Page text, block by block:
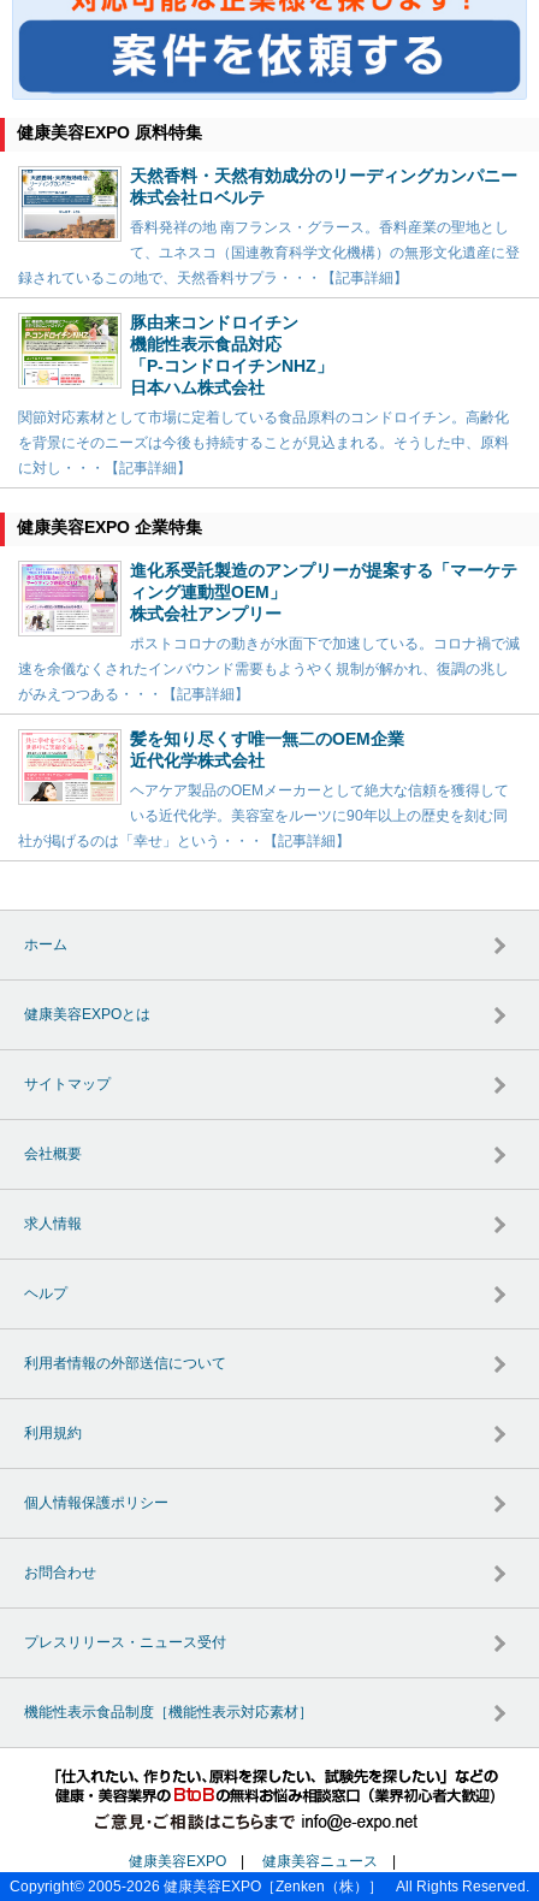
健康美容EXPO 原料特集
天然香料・天然有効成分のリーディングカンパニー
株式会社ロベルテ
香料発祥の地 南フランス・グラース。香料産業の聖地とし
て、ユネスコ（国連教育科学文化機構）の無形文化遺産に登
録されているこの地で、天然香料サプラ・・・【記事詳細】
豚由来コンドロイチン
機能性表示食品対応
「P-コンドロイチンNHZ」
日本ハム株式会社
関節対応素材として市場に定着している食品原料のコンドロイチン。高齢化
を背景にそのニーズは今後も持続することが見込まれる。そうした中、原料
に対し・・・【記事詳細】
健康美容EXPO 企業特集
進化系受託製造のアンプリーが提案する「マーケテ
ィング連動型OEM」
株式会社アンプリー
ポストコロナの動きが水面下で加速している。コロナ禍で減
速を余儀なくされたインバウンド需要もようやく規制が解かれ、復調の兆し
がみえつつある・・・【記事詳細】
髪を知り尽くす唯一無二のOEM企業
近代化学株式会社
ヘアケア製品のOEMメーカーとして絶大な信頼を獲得して
いる近代化学。美容室をルーツに90年以上の歴史を刻む同
社が掲げるのは「幸せ」という・・・【記事詳細】
ホーム
健康美容EXPOとは
サイトマップ
会社概要
求人情報
ヘルプ
利用者情報の外部送信について
利用規約
個人情報保護ポリシー
お問合わせ
プレスリリース・ニュース受付
機能性表示食品制度［機能性表示対応素材］
健康美容EXPO | 健康美容ニュース
|
Copyright© 2005-2026 健康美容EXPO ［Zenken（株）］ All Rights Reserved.